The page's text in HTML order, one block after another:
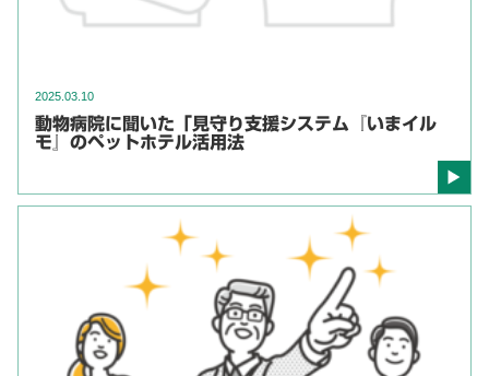
2025.03.10
動物病院に聞いた「見守り支援システム『いまイル
モ』のペットホテル活用法